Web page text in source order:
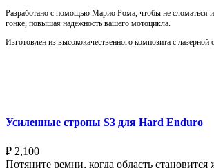
Разработано с помощью Марио Рома, чтобы не сломаться
гонке, повышая надежность вашего мотоцикла.
Изготовлен из высококачественного композита с лазерной
Усиленные стропы S3 для Hard Enduro
₽ 2,100
Потяните ремни, когда область становится